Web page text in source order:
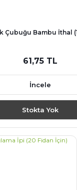
Çubuğu Bambu İthal
61,75 TL
İncele
Stokta Yok